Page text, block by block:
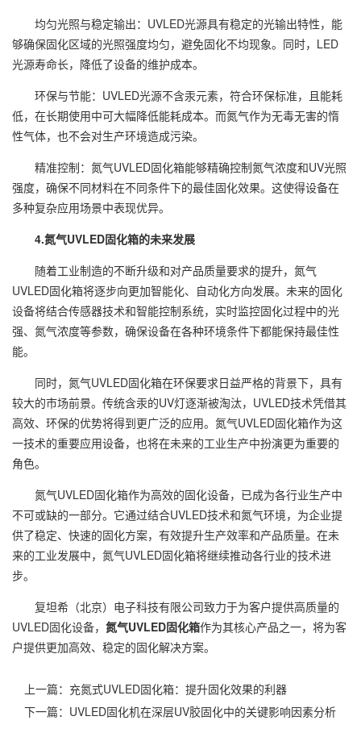
均匀光照与稳定输出：UVLED光源具有稳定的光输出特性，能
够确保固化区域的光照强度均匀，避免固化不均现象。同时，LED
光源寿命长，降低了设备的维护成本。
环保与节能：UVLED光源不含汞元素，符合环保标准，且能耗
低，在长期使用中可大幅降低能耗成本。而氮气作为无毒无害的惰
性气体，也不会对生产环境造成污染。
精准控制：氮气UVLED固化箱能够精确控制氮气浓度和UV光照
强度，确保不同材料在不同条件下的最佳固化效果。这使得设备在
多种复杂应用场景中表现优异。
4.氮气UVLED固化箱的未来发展
随着工业制造的不断升级和对产品质量要求的提升，氮气
UVLED固化箱将逐步向更加智能化、自动化方向发展。未来的固化
设备将结合传感器技术和智能控制系统，实时监控固化过程中的光
强、氮气浓度等参数，确保设备在各种环境条件下都能保持最佳性
能。
同时，氮气UVLED固化箱在环保要求日益严格的背景下，具有
较大的市场前景。传统含汞的UV灯逐渐被淘汰，UVLED技术凭借其
高效、环保的优势将得到更广泛的应用。氮气UVLED固化箱作为这
一技术的重要应用设备，也将在未来的工业生产中扮演更为重要的
角色。
氮气UVLED固化箱作为高效的固化设备，已成为各行业生产中
不可或缺的一部分。它通过结合UVLED技术和氮气环境，为企业提
供了稳定、快速的固化方案，有效提升生产效率和产品质量。在未
来的工业发展中，氮气UVLED固化箱将继续推动各行业的技术进
步。
复坦希（北京）电子科技有限公司致力于为客户提供高质量的
UVLED固化设备， 氮气UVLED固化箱作为其核心产品之一，将为客
户提供更加高效、稳定的固化解决方案。
上一篇： 充氮式UVLED固化箱：提升固化效果的利器
下一篇： UVLED固化机在深层UV胶固化中的关键影响因素分析